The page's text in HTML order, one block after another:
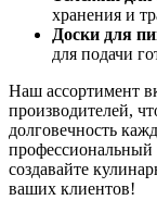
хранения и
Доски для
для подачи
Наш ассортимент
производителей,
долговечность
создавайте
ваших клиентов!